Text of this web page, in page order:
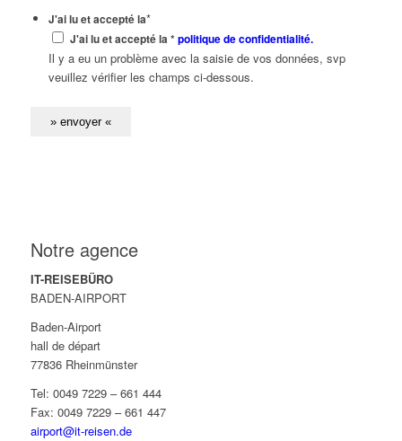
J'ai lu et accepté la*
J'ai lu et accepté la * politique de confidentialité.
Il y a eu un problème avec la saisie de vos données, svp
veuillez vérifier les champs ci-dessous.
Notre agence
IT-REISEBÜRO
BADEN-AIRPORT
Baden-Airport
hall de départ
77836 Rheinmünster
Tel: 0049 7229 – 661 444
Fax: 0049 7229 – 661 447
airport@it-reisen.de